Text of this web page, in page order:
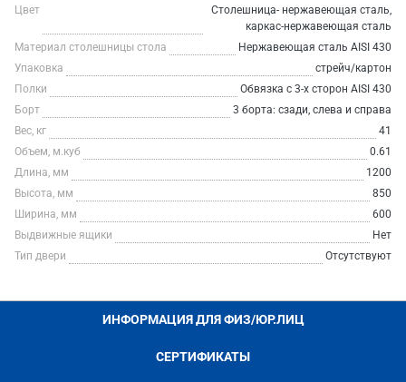
Цвет
Столешница- нержавеющая сталь,
каркас-нержавеющая сталь
Материал столешницы стола
Нержавеющая сталь AISI 430
Упаковка
стрейч/картон
Полки
Обвязка с 3-х сторон AISI 430
Борт
3 борта: сзади, слева и справа
Вес, кг
41
Объем, м.куб
0.61
Длина, мм
1200
Высота, мм
850
Ширина, мм
600
Выдвижные ящики
Нет
Тип двери
Отсутствуют
ИНФОРМАЦИЯ ДЛЯ ФИЗ/ЮР.ЛИЦ
СЕРТИФИКАТЫ